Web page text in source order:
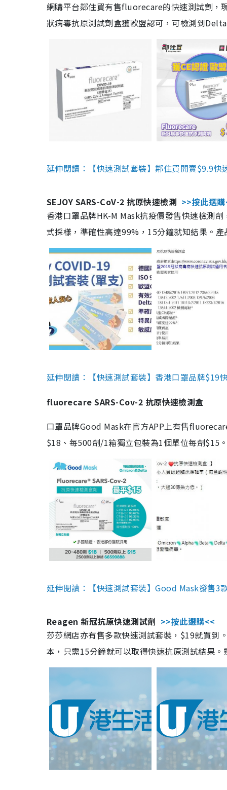
網購平台鄰住買有售fluorecare的快速測試劑，
狀病毒抗原測試劑盒獲歐盟認可，可檢測到
延伸閱讀：【快速測試套裝】鄰住買開賣$9.9
SEJOY SARS-CoV-2 抗原快速檢測 >>按此選
香港口罩品牌HK-M Mask抗疫價發售快速檢測
式採樣，準確性高達99%，15分鐘就知結果。
延伸閱讀：【快速測試套裝】香港口罩品牌
fluorecare SARS-Cov-2 抗原快速檢測盒
口罩品牌Good Mask在官方APP上有售
$18、每500劑/1箱獨立包裝為1個單位每劑$15
延伸閱讀：【快速測試套裝】Good Mask發售
Reagen 新冠抗原快速測試劑 >>按此選購<<
莎莎網店亦有售多款快速測試套裝，$19就買
本，只需15分鐘就可以取得快速抗原測試結果